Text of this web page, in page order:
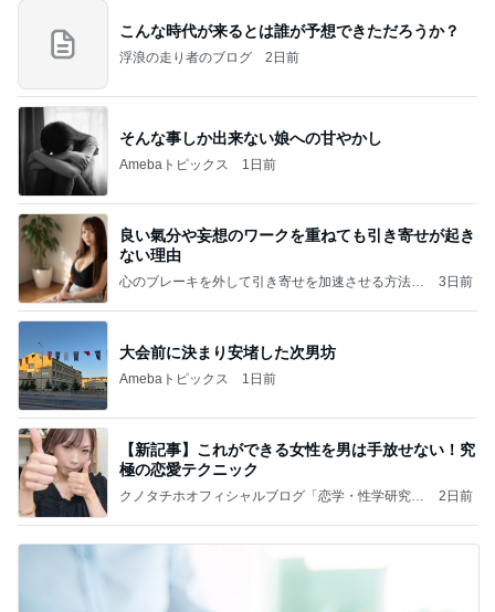
こんな時代が来るとは誰が予想できただろうか？
浮浪の走り者のブログ 2日前
そんな事しか出来ない娘への甘やかし
Amebaトピックス 1日前
良い氣分や妄想のワークを重ねても引き寄せが起き
ない理由
心のブレーキを外して引き寄せを加速させる方法：
3日前
大会前に決まり安堵した次男坊
Amebaトピックス 1日前
【新記事】これができる女性を男は手放せない！究
極の恋愛テクニック
クノタチホオフィシャルブログ「恋学・性学研究
2日前